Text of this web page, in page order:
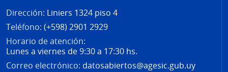
Dirección: Liniers 1324 piso 4
Teléfono: (+598) 2901 2929
Horario de atención:
Lunes a viernes de 9:30 a 17:30 hs.
Correo electrónico: datosabiertos@agesic.gub.uy